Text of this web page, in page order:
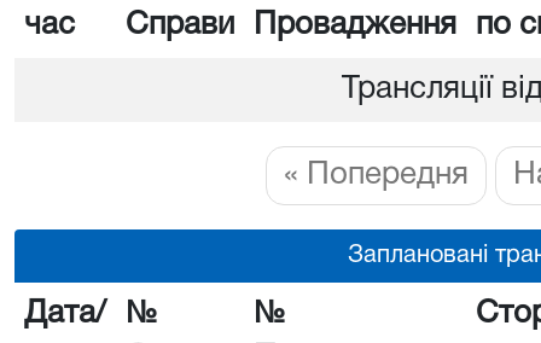
час
Справи
Провадження
по
Трансляції
« Попередня
Заплановані
Дата/
№
№